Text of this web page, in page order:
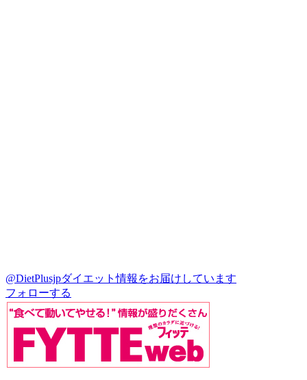
@DietPlusjpダイエット情報をお届けしています
フォローする